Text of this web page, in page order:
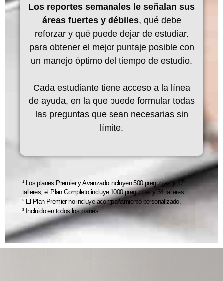
Los reportes semanales le señalan sus
áreas fuertes y débiles, qué debe
reforzar y qué puede dejar de estudiar.
para obtener el mejor puntaje posible con
un manejo óptimo del tiempo de estudio.
Cada estudiante tiene acceso a la línea
de ayuda, en la que puede formular todas
las preguntas que sean necesarias sin
límite.
¹ Los planes Premier y Avanzado incluyen 500 preguntas y 17
talleres; el Plan Completo incluye 1000 preguntas y 34 talleres.
² El Plan Premier no incluye acompañamiento personalizado.
³ Incluido en todos los planes.